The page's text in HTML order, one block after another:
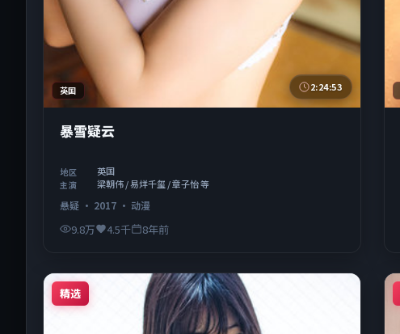
英国 2:24:53
暴雪疑云
地区 英国
主演 梁朝伟 / 易烊千玺 / 章子怡 等
悬疑 · 2017 · 动漫
9.8万 4.5千 8年前
精选